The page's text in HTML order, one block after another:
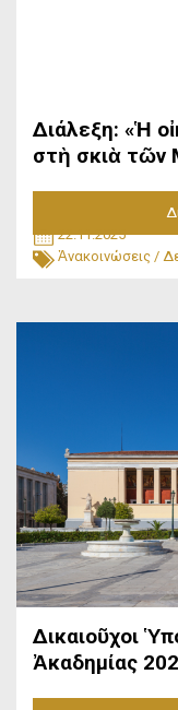
Διάλεξη: «Ἡ
στὴ σκιὰ
22.11.2025
Ἀνακοινώσεις /
Δικαιοῦχοι
Ἀκαδημίας